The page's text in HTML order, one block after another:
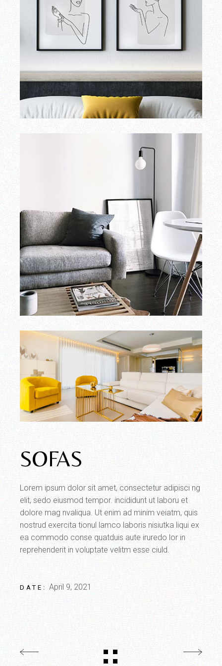
SOFAS
Lorem ipsum dolor sit amet, consectetur adipisci ng
elit, sedo eiusmod tempor. incididunt ut laboru et
dolore mag nvaliqua. Ut enim ad minim veiatm, quis
nostrud exercita tionul lamco laboris nisiutka liqui ex
ea commodo conse quatduis aute iruredo lor in
reprehenderit in voluptate velitm esse ciuld.
DATE: April 9, 2021